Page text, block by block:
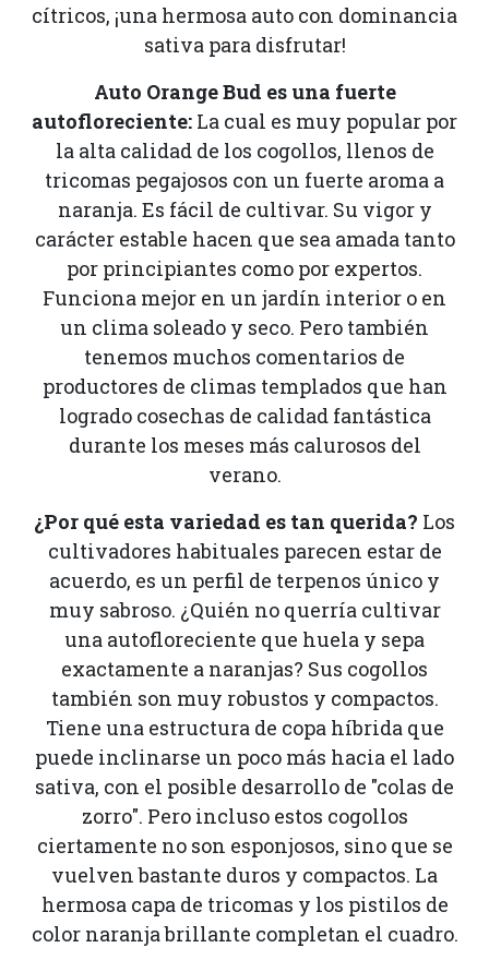
cítricos, ¡una hermosa auto con dominancia
sativa para disfrutar!
Auto Orange Bud es una fuerte
autofloreciente: La cual es muy popular por
la alta calidad de los cogollos, llenos de
tricomas pegajosos con un fuerte aroma a
naranja. Es fácil de cultivar. Su vigor y
carácter estable hacen que sea amada tanto
por principiantes como por expertos.
Funciona mejor en un jardín interior o en
un clima soleado y seco. Pero también
tenemos muchos comentarios de
productores de climas templados que han
logrado cosechas de calidad fantástica
durante los meses más calurosos del
verano.
¿Por qué esta variedad es tan querida? Los
cultivadores habituales parecen estar de
acuerdo, es un perfil de terpenos único y
muy sabroso. ¿Quién no querría cultivar
una autofloreciente que huela y sepa
exactamente a naranjas? Sus cogollos
también son muy robustos y compactos.
Tiene una estructura de copa híbrida que
puede inclinarse un poco más hacia el lado
sativa, con el posible desarrollo de "colas de
zorro". Pero incluso estos cogollos
ciertamente no son esponjosos, sino que se
vuelven bastante duros y compactos. La
hermosa capa de tricomas y los pistilos de
color naranja brillante completan el cuadro.